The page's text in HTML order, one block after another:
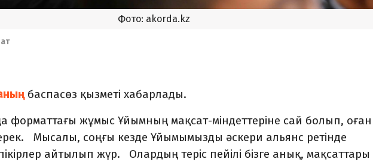
Фото: akorda.kz
баспасөз қызметі хабарлады.
форматтағы жұмыс Ұйымның мақсат-міндеттеріне сай болып, оған
керек. Мысалы, соңғы кезде Ұйымымызды әскери альянс ретінде
айтылып жүр. Олардың теріс пейілі бізге анық, мақсаттары